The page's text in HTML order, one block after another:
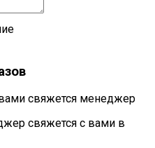
свяжется менеджер
свяжется с вами в